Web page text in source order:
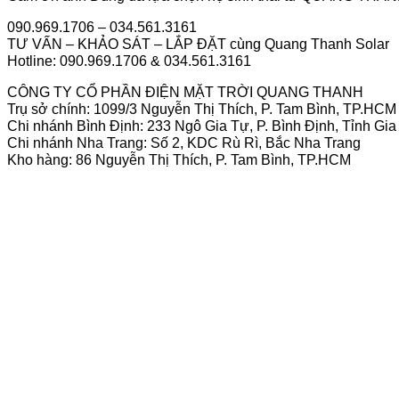
090.969.1706 – 034.561.3161
TƯ VẤN – KHẢO SÁT – LẮP ĐẶT cùng Quang Thanh Solar
Hotline: 090.969.1706 & 034.561.3161
CÔNG TY CỔ PHẦN ĐIỆN MẶT TRỜI QUANG THANH
Trụ sở chính: 1099/3 Nguyễn Thị Thích, P. Tam Bình, TP.HCM
Chi nhánh Bình Định: 233 Ngô Gia Tự, P. Bình Định, Tỉnh Gia
Chi nhánh Nha Trang: Số 2, KDC Rù Rì, Bắc Nha Trang
Kho hàng: 86 Nguyễn Thị Thích, P. Tam Bình, TP.HCM